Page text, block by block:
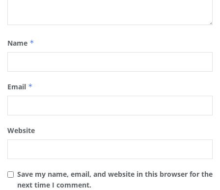
Name *
Email *
Website
Save my name, email, and website in this browser for the
next time I comment.